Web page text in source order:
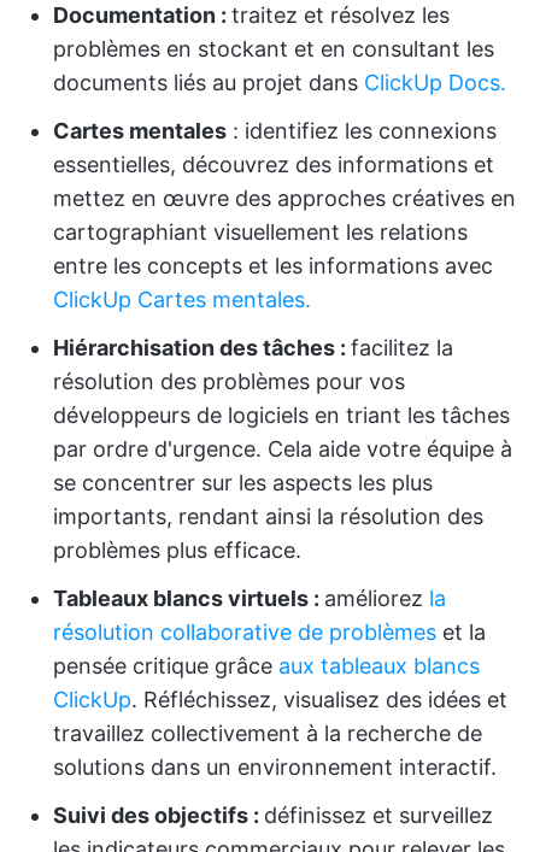
Documentation : traitez et résolvez les
problèmes en stockant et en consultant les
documents liés au projet dans ClickUp Docs.
Cartes mentales : identifiez les connexions
essentielles, découvrez des informations et
mettez en œuvre des approches créatives en
cartographiant visuellement les relations
entre les concepts et les informations avec
ClickUp Cartes mentales.
Hiérarchisation des tâches : facilitez la
résolution des problèmes pour vos
développeurs de logiciels en triant les tâches
par ordre d'urgence. Cela aide votre équipe à
se concentrer sur les aspects les plus
importants, rendant ainsi la résolution des
problèmes plus efficace.
Tableaux blancs virtuels : améliorez la
résolution collaborative de problèmes et la
pensée critique grâce aux tableaux blancs
ClickUp. Réfléchissez, visualisez des idées et
travaillez collectivement à la recherche de
solutions dans un environnement interactif.
Suivi des objectifs : définissez et surveillez